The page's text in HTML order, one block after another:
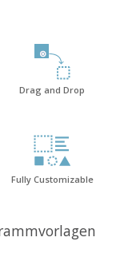
Drag and Drop
Fully Customizable